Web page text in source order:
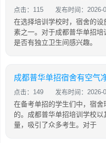
点击：115 发布时间：2026-
在选择培训学校时，宿舍的
素之一。对于成都普华单招
是否有独立卫生间感兴趣。
成都普华单招宿舍有空气
点击：149 发布时间：2026-
在备考单招的学生们中，宿
的。成都普华单招培训学校
量，吸引了众多考生。对于